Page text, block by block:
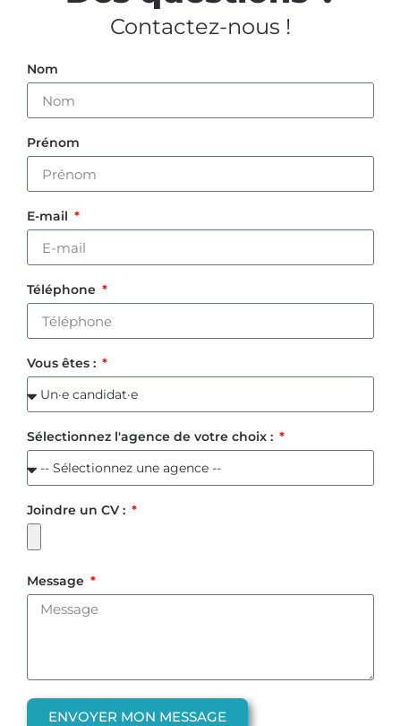
Contactez-nous !
Nom
Prénom
E-mail
Téléphone
Vous êtes :
Sélectionnez l'agence de votre choix :
Joindre un CV :
Message
ENVOYER MON MESSAGE